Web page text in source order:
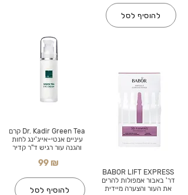
Dr. Kadir Green Tea קרם
עיניים אנטי-אייג'ינג לחות
והגנה עור רגיש ד"ר קדיר
99 ₪
להוסיף לסל
להוסיף לסל
BABOR LIFT EXPRESS
דר' באבור אמפולות להרים
את העור והצערה מיידית